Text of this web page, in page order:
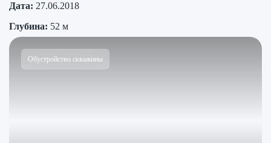
Дата: 27.06.2018
Глубина: 52 м
Обустройство скважины